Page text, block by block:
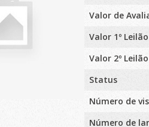
Valor de
Valor 1º Leilão
Valor 2º Leilão
Status
Número de
Número de